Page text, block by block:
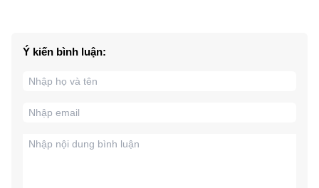
Ý kiến bình luận: